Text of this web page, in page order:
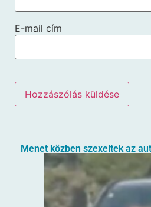
E-mail cím
Menet közben szexeltek az